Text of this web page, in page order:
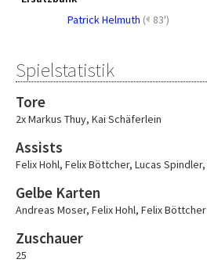
Patrick Helmuth ( 83')
Spielstatistik
Tore
2x Markus Thuy, Kai Schäferlein
Assists
Felix Hohl, Felix Böttcher, Lucas Spindler,
Gelbe Karten
Andreas Moser, Felix Hohl, Felix Böttcher
Zuschauer
25